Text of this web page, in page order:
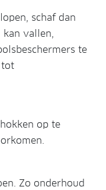
schaf dan
kan vallen,
te
tot
op te
Zo onderhoud